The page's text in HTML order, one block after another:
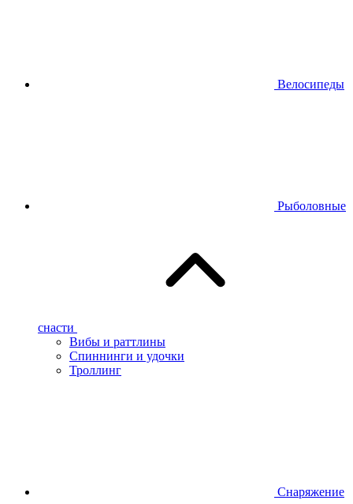
Велосипеды
Рыболовные
снасти
Вибы и раттлины
Спиннинги и удочки
Троллинг
Снаряжение